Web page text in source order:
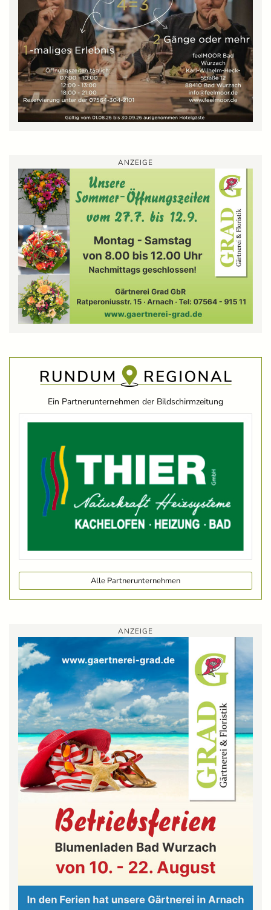
ANZEIGE
Ein Partnerunternehmen der Bildschirmzeitung
Alle Partnerunternehmen
ANZEIGE